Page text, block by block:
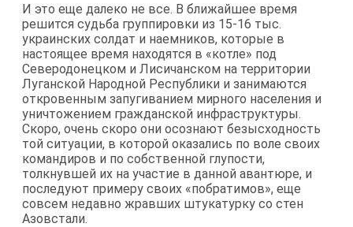
И это еще далеко не все. В ближайшее время
решится судьба группировки из 15-16 тыс.
украинских солдат и наемников, которые в
настоящее время находятся в «котле» под
Северодонецком и Лисичанском на территории
Луганской Народной Республики и занимаются
откровенным запугиванием мирного населения и
уничтожением гражданской инфраструктуры.
Скоро, очень скоро они осознают безысходность
той ситуации, в которой оказались по воле своих
командиров и по собственной глупости,
толкнувшей их на участие в данной авантюре, и
последуют примеру своих «побратимов», еще
совсем недавно жравших штукатурку со стен
Азовстали.